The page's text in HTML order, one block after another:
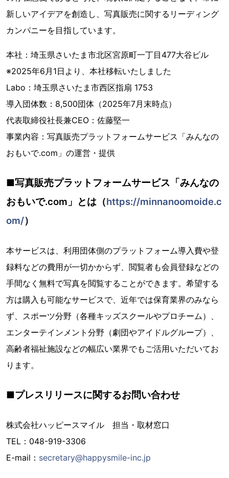
新しいアイデアを創造し、写真販売に関するリーディング
カンパニーを目指しています。
本社：埼玉県さいたま市北区宮原町一丁目477大谷ビル
※2025年6月1日より、本社移転いたしました
Labo：埼玉県さいたま市西区指扇 1753
導入団体数：8,500団体（2025年7月末時点）
代表取締役社長兼CEO：佐藤堅一
事業内容：写真販売プラットフォームサービス「みんなの
おもいで.com」の運営・提供
■写真販売プラットフォームサービス「みんなの
おもいで.com」とは（https://minnanoomoide.c
om/）
本サービスは、利用団体側のプラットフォーム導入費や登
録料などの費用が一切かからず、閲覧者も会員登録などの
手間なく無料で写真を閲覧することができます。希望する
方は購入も可能なサービスで、近年では保育業界のみなら
ず、スポーツ分野（各種キッズスクールやプロチーム）、
エンターテインメント分野（劇団やアイドルグループ）、
高齢者福祉施設などの幅広い業界でもご活用いただいてお
ります。
■プレスリリースに関するお問い合わせ
株式会社ハッピースマイル 担当・取材窓口
TEL：048-919-3306
E-mail： secretary@happysmile-inc.jp